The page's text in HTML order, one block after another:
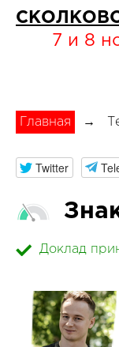
7 и 8
Главная →
Twitter
Доклад